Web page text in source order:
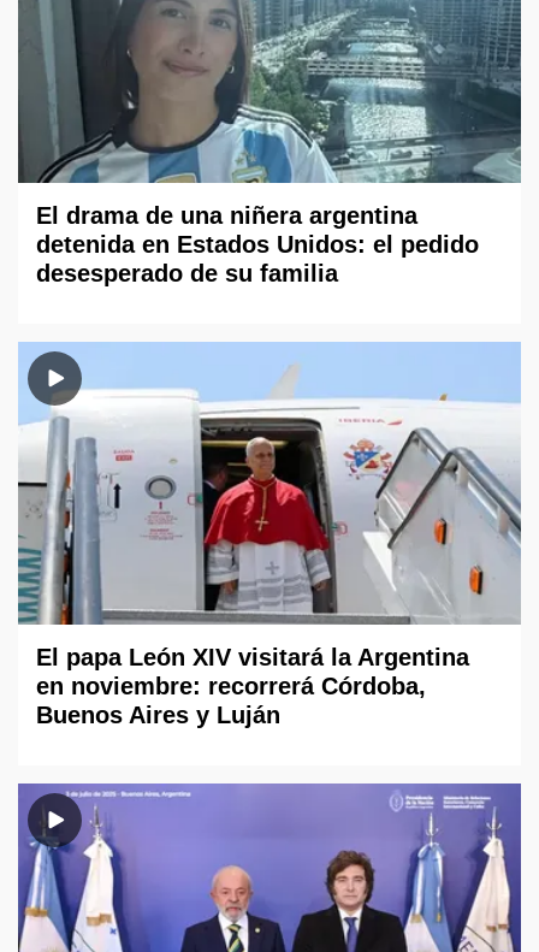
El drama de una niñera argentina
detenida en Estados Unidos: el pedido
desesperado de su familia
El papa León XIV visitará la Argentina
en noviembre: recorrerá Córdoba,
Buenos Aires y Luján